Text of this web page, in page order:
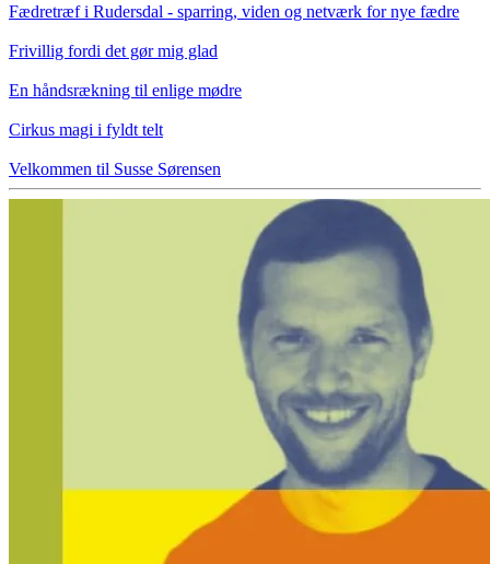
Fædretræf i Rudersdal - sparring, viden og netværk for nye fædre
Frivillig fordi det gør mig glad
En håndsrækning til enlige mødre
Cirkus magi i fyldt telt
Velkommen til Susse Sørensen